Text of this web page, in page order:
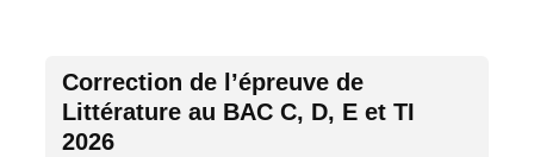
Correction de l’épreuve de
Littérature au BAC C, D, E et TI
2026